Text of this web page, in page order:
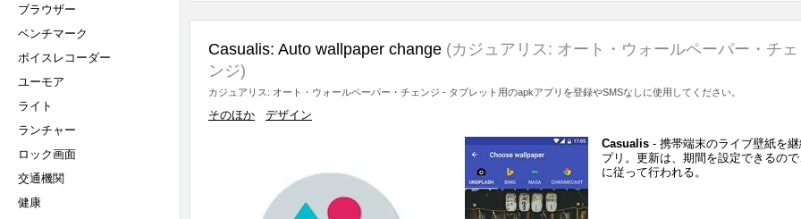
ブラウザー
ベンチマーク
ボイスレコーダー
ユーモア
ライト
ランチャー
ロック画面
交通機関
健康
Casualis: Auto wallpaper change (カジュアリス: オート・ウォールペーパー・チェ
ンジ)
カジュアリス: オート・ウォールペーパー・チェンジ - タブレット用のapkアプリを登録やSMSなしに使用してください。
そのほか デザイン
Casualis - 携帯端末のライブ壁紙を
プリ。更新は、期間を設定できるの
に従って行われる。